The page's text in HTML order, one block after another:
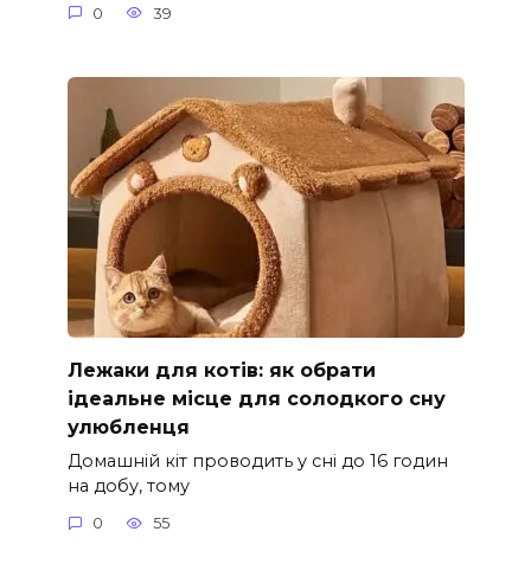
0 39
Лежаки для котів: як обрати
ідеальне місце для солодкого сну
улюбленця
Домашній кіт проводить у сні до 16 годин
на добу, тому
0 55